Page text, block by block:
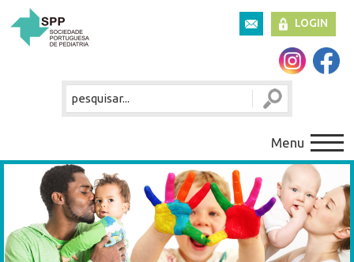
LOGIN
Menu